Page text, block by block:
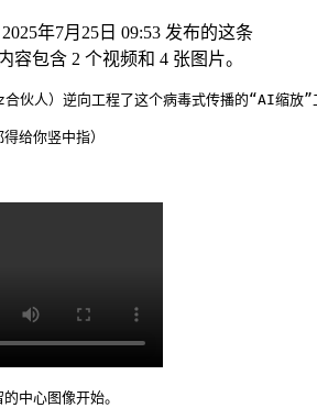
年7月25日 09:53 发布的这条
容包含 2 个视频和 4 张图片。
人）逆向工程了这个病毒式传播的“AI缩放”
给你竖中指）
中心图像开始。